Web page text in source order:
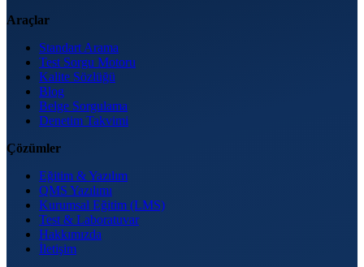
Araçlar
Standart Arama
Test Sorgu Motoru
Kalite Sözlüğü
Blog
Belge Sorgulama
Denetim Takvimi
Çözümler
Eğitim & Yazılım
QMS Yazılımı
Kurumsal Eğitim (LMS)
Test & Laboratuvar
Hakkımızda
İletişim